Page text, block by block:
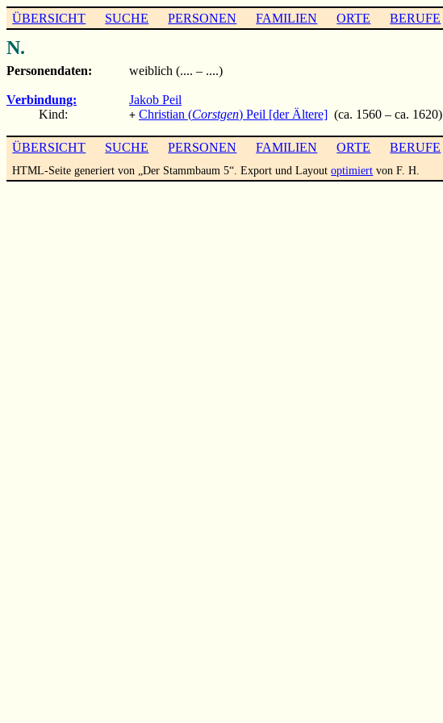
ÜBERSICHT SUCHE PERSONEN FAMILIEN ORTE BERUFE
N.
Personendaten: weiblich (.... – ....)
Verbindung:
Jakob Peil
Kind:
+ Christian (Corstgen) Peil [der Ältere] (ca. 1560 – ca. 1620)
ÜBERSICHT SUCHE PERSONEN FAMILIEN ORTE BERUFE
HTML-Seite generiert von „Der Stammbaum 5“. Export und Layoutoptimiert von F. H.